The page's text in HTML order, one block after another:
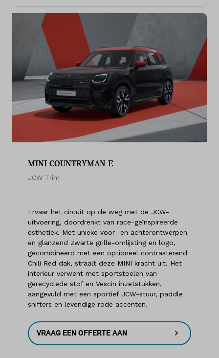
MINI COUNTRYMAN E
JCW Trim
Ervaar het circuit op de weg met de JCW-
uitvoering, doordrenkt van race-geïnspireerde
esthetiek. Met unieke voor- en achterontwerpen
en glanzend zwarte grille-omlijsting en logo,
gecombineerd met een optioneel contrasterend
Chili Red dak, straalt deze MINI kracht uit. Het
interieur verwent met sportstoelen van
gerecyclede stof en Vescin inzetstukken,
aangevuld met een sportief JCW-stuur, paddle
shifters en levendige rode accenten.
VRAAG EEN OFFERTE AAN